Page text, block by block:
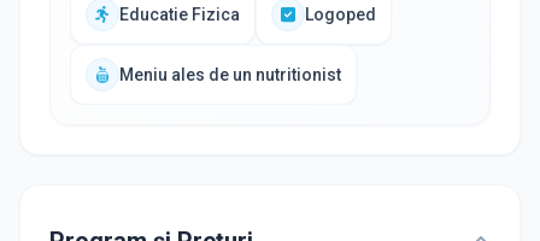
Educatie Fizica Logoped
Meniu ales de un nutritionist